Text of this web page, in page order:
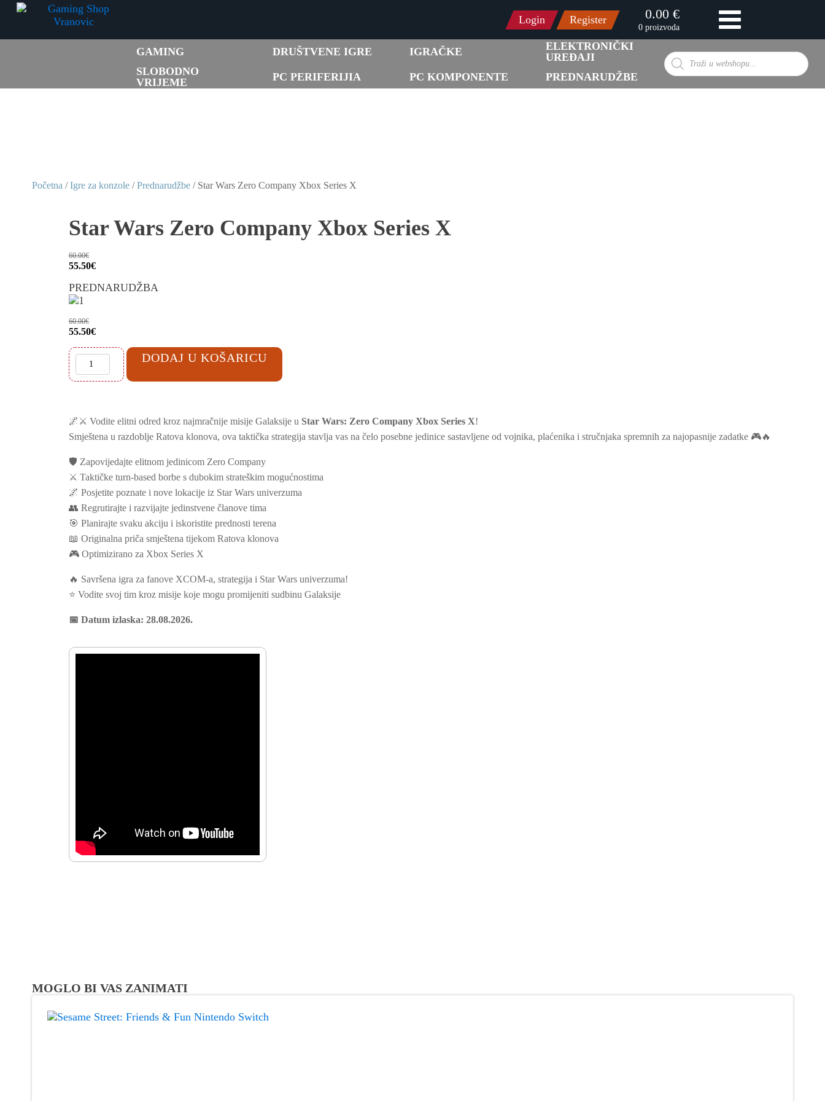
Login Register 0.00 €
0 proizvoda
GAMING DRUŠTVENE IGRE IGRAČKE
ELEKTRONIČKI
UREĐAJI
SLOBODNO
VRIJEME
PC PERIFERIJIA PC KOMPONENTE PREDNARUDŽBE
Products
search
Početna /Igre za konzole /Prednarudžbe / Star Wars Zero Company Xbox Series X
Star Wars Zero Company Xbox Series X
60.00€
Izvorna
bila
je:
55.50€Trenutna
je:
PREDNARUDŽBA
60.00€
Izvorna
bila
je:
60.00€.
55.50€Trenutna
je:
55.50€.
Wars
Zero
količina
DODAJ U KOŠARICU
🌌⚔️ Vodite elitni odred kroz najmračnije misije Galaksije u Star Wars: Zero Company Xbox Series X!
Smještena u razdoblje Ratova klonova, ova taktička strategija stavlja vas na čelo posebne jedinice sastavljene od vojnika, plaćenika i stručnjaka spremnih za najopasnije zadatke 🎮🔥
🛡️ Zapovijedajte elitnom jedinicom Zero Company
⚔️ Taktičke turn-based borbe s dubokim strateškim mogućnostima
🌌 Posjetite poznate i nove lokacije iz Star Wars univerzuma
👥 Regrutirajte i razvijajte jedinstvene članove tima
🎯 Planirajte svaku akciju i iskoristite prednosti terena
📖 Originalna priča smještena tijekom Ratova klonova
🎮 Optimizirano za Xbox Series X
🔥 Savršena igra za fanove XCOM-a, strategija i Star Wars univerzuma!
⭐ Vodite svoj tim kroz misije koje mogu promijeniti sudbinu Galaksije
📅 Datum izlaska: 28.08.2026.
MOGLO BI VAS ZANIMATI